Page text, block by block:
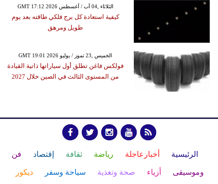
GMT 17:12 2026 الثلاثاء ,04 آب / أغسطس
كيفية استعادة كل برج فلكي طاقته بعد يوم
طويل ومرهق
GMT 19:01 2026 الخميس ,23 تموز / يوليو
فولكس فاغن تطلق أول سياراتها ذاتية القيادة
من المستوى الثالث في الصين خلال 2027
الرئيسية أخبارعاجلة رياضة ثقافة إقتصاد فن
وموسيقى أزياء صحة وتغذية سياحة وسفر ديكور